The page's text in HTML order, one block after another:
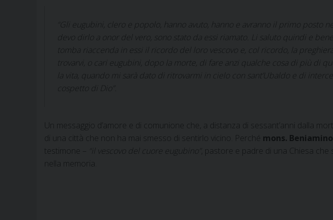
“Gli eugubini, clero e popolo, hanno avuto, hanno e avranno il primo posto
devo dirlo a onor del vero, sono stato da essi riamato. Li saluto quindi e
tomba riaccenda in essi il ricordo del loro vescovo e, col ricordo, la preghiera
trovarvi, o cari eugubini, dopo la morte, di fare anzi qualche cosa di più di
la vita, quando mi sarà dato di ritrovarmi in cielo con sant’Ubaldo e di
cospetto di Dio”.
Un messaggio d’amore e di comunione che, a distanza di sessant’anni dalla
di una città che non ha mai smesso di sentirlo vicino. Perché mons.
testimone –
“il vescovo del cuore eugubino”
, pastore e padre di una Chiesa
nella memoria.